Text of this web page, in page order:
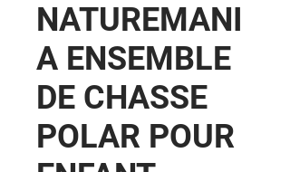
NATUREMANI
A ENSEMBLE
DE CHASSE
POLAR POUR